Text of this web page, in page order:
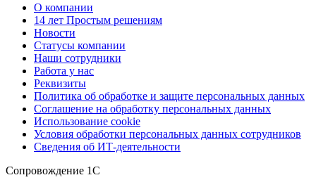
О компании
14 лет Простым решениям
Новости
Статусы компании
Наши сотрудники
Работа у нас
Реквизиты
Политика об обработке и защите персональных данных
Соглашение на обработку персональных данных
Использование cookie
Условия обработки персональных данных сотрудников
Сведения об ИТ-деятельности
Сопровождение 1С